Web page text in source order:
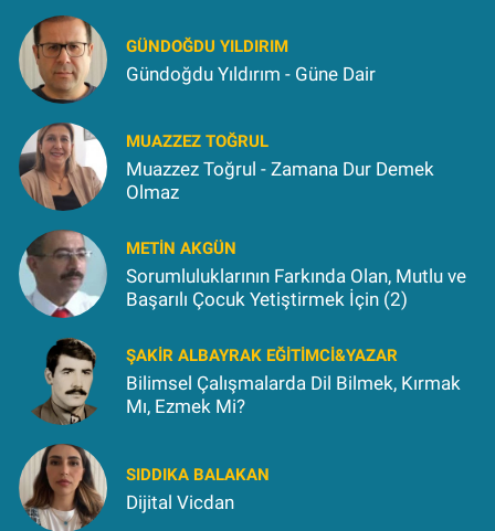
GÜNDOĞDU YILDIRIM
Gündoğdu Yıldırım - Güne Dair
MUAZZEZ TOĞRUL
Muazzez Toğrul - Zamana Dur Demek
Olmaz
METIN AKGÜN
Sorumluluklarının Farkında Olan, Mutlu ve
Başarılı Çocuk Yetiştirmek İçin (2)
ŞAKIR ALBAYRAK EĞITIMCI&YAZAR
Bilimsel Çalışmalarda Dil Bilmek, Kırmak
Mı, Ezmek Mi?
SIDDIKA BALAKAN
Dijital Vicdan